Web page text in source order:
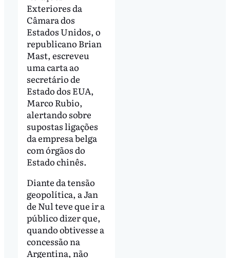
Exteriores da
Câmara dos
Estados Unidos, o
republicano Brian
Mast, escreveu
uma carta ao
secretário de
Estado dos EUA,
Marco Rubio,
alertando sobre
supostas ligações
da empresa belga
com órgãos do
Estado chinês.
Diante da tensão
geopolítica, a Jan
de Nul teve que ir a
público dizer que,
quando obtivesse a
concessão na
Argentina, não